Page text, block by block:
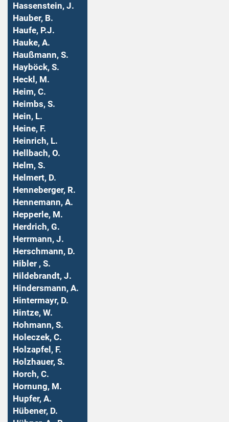
Hassenstein, J.
Hauber, B.
Haufe, P.J.
Hauke, A.
Haußmann, S.
Hayböck, S.
Heckl, M.
Heim, C.
Heimbs, S.
Hein, L.
Heine, F.
Heinrich, L.
Hellbach, O.
Helm, S.
Helmert, D.
Henneberger, R.
Hennemann, A.
Hepperle, M.
Herdrich, G.
Herrmann, J.
Herschmann, D.
Hibler , S.
Hildebrandt, J.
Hindersmann, A.
Hintermayr, D.
Hintze, W.
Hohmann, S.
Holeczek, C.
Holzapfel, F.
Holzhauer, S.
Horch, C.
Hornung, M.
Hupfer, A.
Hübener, D.